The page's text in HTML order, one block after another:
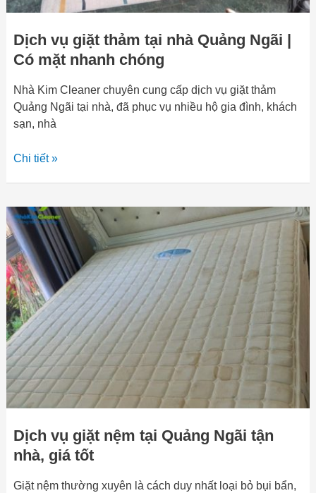
Dịch vụ giặt thảm tại nhà Quảng Ngãi |
Có mặt nhanh chóng
Nhà Kim Cleaner chuyên cung cấp dịch vụ giặt thảm
Quảng Ngãi tại nhà, đã phục vụ nhiều hộ gia đình, khách
sạn, nhà
nhanh
Chi tiết »
Dịch vụ giặt nệm tại Quảng Ngãi tận
nhà, giá tốt
Giặt nệm thường xuyên là cách duy nhất loại bỏ bụi bẩn,
Dịch
vụ
giặt
nệm
tại
Quảng
Ngãi
tận
nhà,
giá
tốt